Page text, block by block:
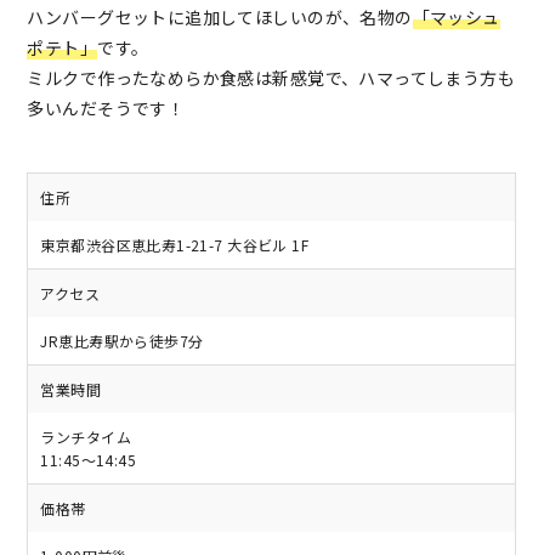
ハンバーグセットに追加してほしいのが、名物の「マッシュ
ポテト」です。
ミルクで作ったなめらか食感は新感覚で、ハマってしまう方も
多いんだそうです！
住所
東京都渋谷区恵比寿1-21-7 大谷ビル 1F
アクセス
JR恵比寿駅から徒歩7分
営業時間
ランチタイム
11:45～14:45
価格帯